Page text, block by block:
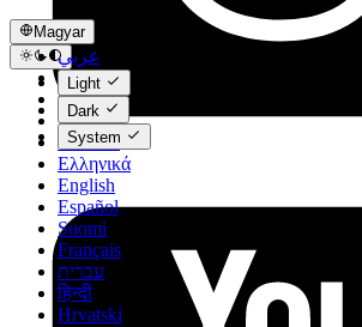
Magyar
عربي
Català
Čeština
Dansk
Deutsch
Ελληνικά
English
Español
Suomi
Français
עברית
हिन्दी
Hrvatski
Light
Dark
System